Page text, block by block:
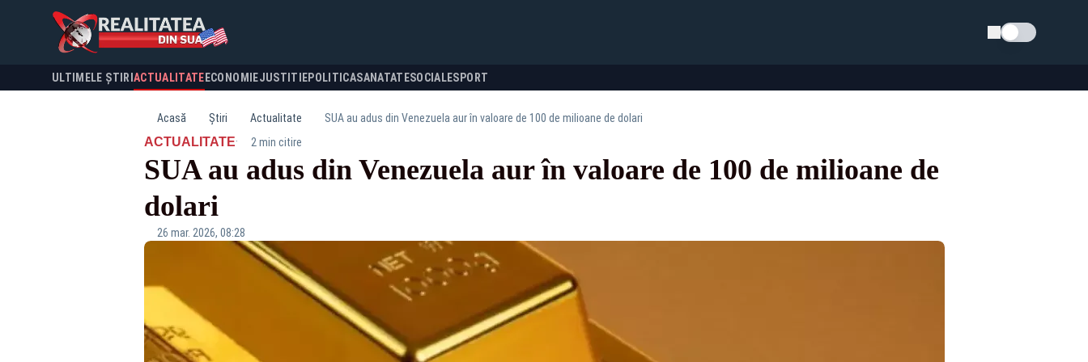
Schimba tema
ULTIMELE ȘTIRI ACTUALITATE ECONOMIEJUSTITIEPOLITICASANATATESOCIALESPORT
Acasă Știri Actualitate SUA au adus din Venezuela aur în valoare de 100 de milioane de dolari
ACTUALITATE· 2 min citire
SUA au adus din Venezuela aur în valoare de 100 de milioane de
dolari
26 mar. 2026, 08:28